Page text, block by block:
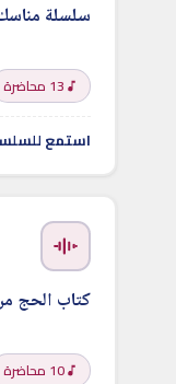
سلسلة
13 محاضرة
استمع
كتاب الحج
10 محاضرة